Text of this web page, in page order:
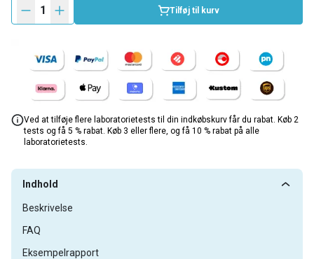
1 Tilføj til kurv
Ved at tilføje flere laboratorietests til din indkøbskurv får du rabat. Køb 2
tests og få 5 % rabat. Køb 3 eller flere, og få 10 % rabat på alle
laboratorietests.
Indhold
Beskrivelse
FAQ
Eksempelrapport